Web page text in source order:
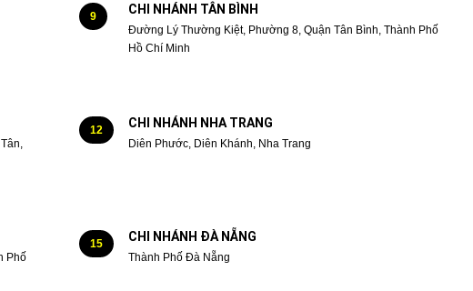
9 CHI NHÁNH TÂN BÌNH
Đường Lý Thường Kiệt, Phường 8, Quận Tân Bình, Thành Phố
Hồ Chí Minh
12 CHI NHÁNH NHA TRANG
Diên Phước, Diên Khánh, Nha Trang
Phố
15 CHI NHÁNH ĐÀ NẴNG
Thành Phố Đà Nẵng